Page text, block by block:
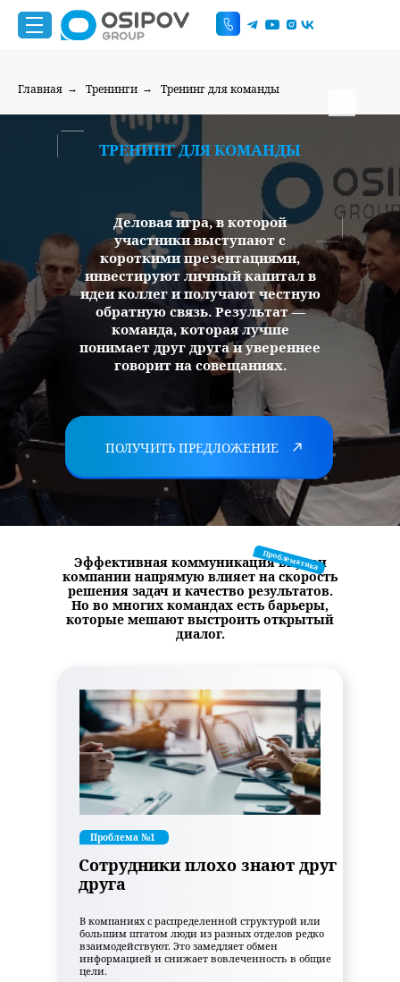
do@osipovgroup.ru
444 85 96
График работы
пн-пт 9:00-20:00
г. Москва, ул. Большая
Андроньевская, д. 23
Главная → Тренинги → Тренинг для команды
ТРЕНИНГ ДЛЯ КОМАНДЫ
Деловая игра, в которой
участники выступают с
короткими презентациями,
инвестируют личный капитал в
идеи коллег и получают честную
обратную связь. Результат —
команда, которая лучше
понимает друг друга и увереннее
говорит на совещаниях.
ПОЛУЧИТЬ ПРЕДЛОЖЕНИЕ
Эффективная коммуникация внутри
компании напрямую влияет на скорость
решения задач и качество результатов.
Но во многих командах есть барьеры,
которые мешают выстроить открытый
диалог.
Проблематика
Проблема №1
Сотрудники плохо знают друг
друга
В компаниях с распределенной структурой или
большим штатом люди из разных отделов редко
взаимодействуют. Это замедляет обмен
информацией и снижает вовлеченность в общие
цели.